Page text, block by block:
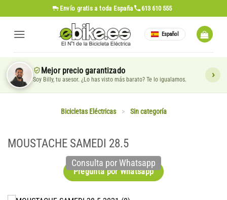
al
contenido
Envío gratis a toda España 613 610 555
Español
Mejor precio garantizado
Soy Billy, tu asesor. ¿Lo has visto más barato? Te lo igualamos.
Bicicletas Eléctricas > Sin categoría
MOUSTACHE SAMEDI 28.5
Pregunta por Whatsapp
Consulta por Whatsapp